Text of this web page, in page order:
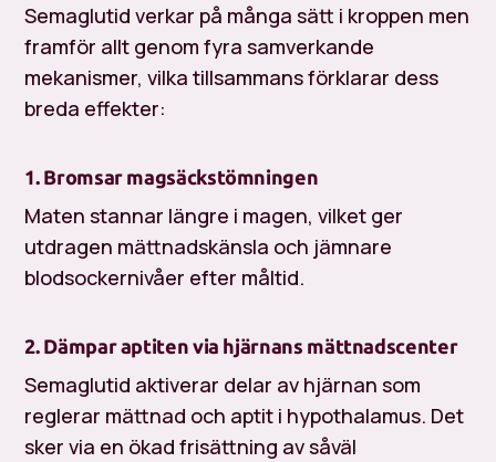
Semaglutid verkar på många sätt i kroppen men
framför allt genom fyra samverkande
mekanismer, vilka tillsammans förklarar dess
breda effekter:
1. Bromsar magsäckstömningen
Maten stannar längre i magen, vilket ger
utdragen mättnadskänsla och jämnare
blodsockernivåer efter måltid.
2. Dämpar aptiten via hjärnans mättnadscenter
Semaglutid aktiverar delar av hjärnan som
reglerar mättnad och aptit i hypothalamus. Det
sker via en ökad frisättning av såväl